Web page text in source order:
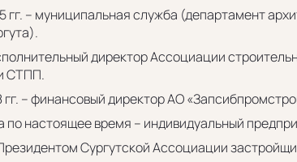
гг. – муниципальная служба (департамент
директор Ассоциации
СТПП.
гг. – финансовый директор АО
по настоящее время – индивидуальный
Сургутской Ассоциации